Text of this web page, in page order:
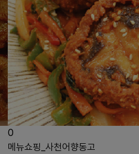
0
메뉴쇼핑_사천어향동고